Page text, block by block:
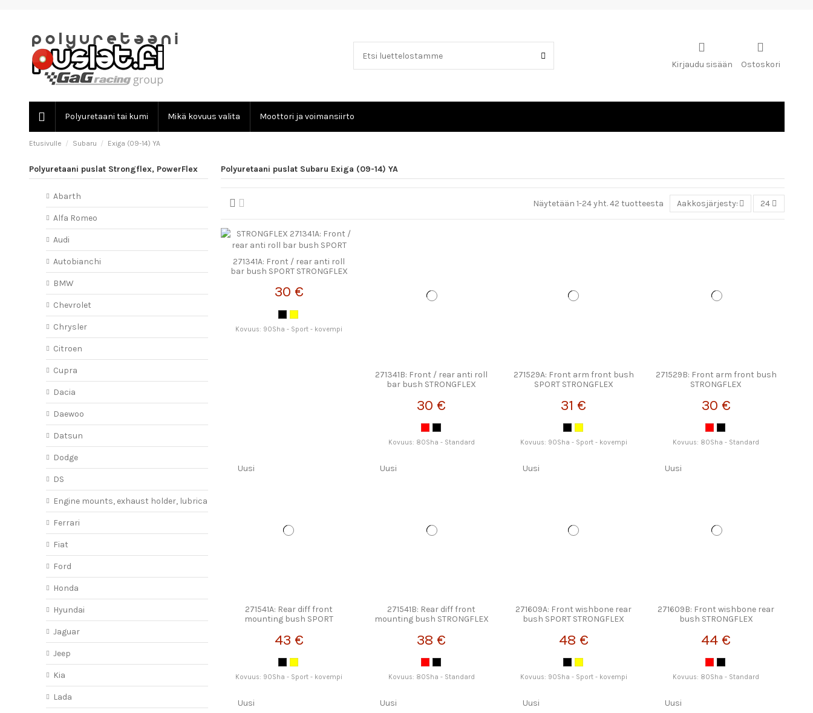
Kirjaudu sisään Ostoskori
Polyuretaani tai kumi Mikä kovuus valita Moottori ja voimansiirto
Etusivulle Subaru Exiga (09-14) YA
Polyuretaani puslat Subaru Exiga (09-14) YA
Näytetään 1-24 yht. 42 tuotteesta Aakkosjärjestys 24
271341A: Front / rear anti roll
bar bush SPORT STRONGFLEX
30 €
Kovuus: 90Sha - Sport - kovempi
271341B: Front / rear anti roll
bar bush STRONGFLEX
30 €
Kovuus: 80Sha - Standard
271529A: Front arm front bush
SPORT STRONGFLEX
31 €
Kovuus: 90Sha - Sport - kovempi
271529B: Front arm front bush
STRONGFLEX
30 €
Kovuus: 80Sha - Standard
Uusi
271541A: Rear diff front
mounting bush SPORT
43 €
Kovuus: 90Sha - Sport - kovempi
Uusi
271541B: Rear diff front
mounting bush STRONGFLEX
38 €
Kovuus: 80Sha - Standard
Uusi
271609A: Front wishbone rear
bush SPORT STRONGFLEX
48 €
Kovuus: 90Sha - Sport - kovempi
Uusi
271609B: Front wishbone rear
bush STRONGFLEX
44 €
Kovuus: 80Sha - Standard
Uusi Uusi Uusi Uusi
Polyuretaani puslat Strongflex, PowerFlex
Abarth
Alfa Romeo
Audi
Autobianchi
BMW
Chevrolet
Chrysler
Citroen
Cupra
Dacia
Daewoo
Datsun
Dodge
DS
Engine mounts, exhaust holder, lubricant
Ferrari
Fiat
Ford
Honda
Hyundai
Jaguar
Jeep
Kia
Lada